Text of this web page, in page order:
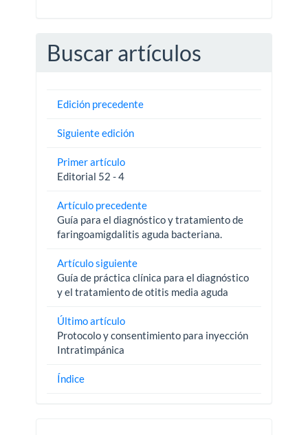
Buscar artículos
Edición precedente
Siguiente edición
Primer artículo
Editorial 52 - 4
Artículo precedente
Guía para el diagnóstico y tratamiento de
faringoamigdalitis aguda bacteriana.
Artículo siguiente
Guía de práctica clínica para el diagnóstico
y el tratamiento de otitis media aguda
Último artículo
Protocolo y consentimiento para inyección
Intratimpánica
Índice